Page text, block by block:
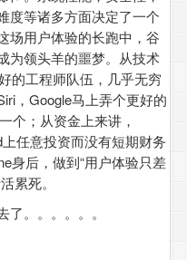
度等诸多方面决定了一个
场用户体验的长跑中，谷
为领头羊的噩梦。从技术
的工程师队伍，几乎无穷
，Google马上弄个更好的
个；从资金上来讲，
任意投资而没有短期财务
身后，做到“用户体验只差
累死。
。。。。。。